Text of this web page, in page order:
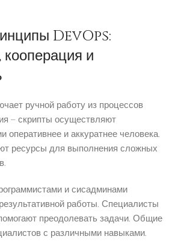
DevOps:
и
ручной работу из процессов
– скрипты осуществляют
оперативнее и аккуратнее человека.
ресурсы для выполнения сложных
и сисадминами
работы. Специалисты
преодолевать задачи. Общие
с различными навыками.